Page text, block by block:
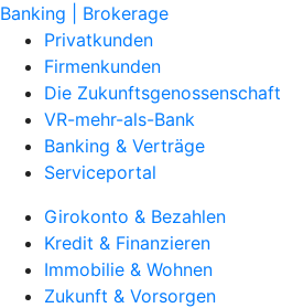
Banking | Brokerage
Privatkunden
Firmenkunden
Die Zukunftsgenossenschaft
VR-mehr-als-Bank
Banking & Verträge
Serviceportal
Girokonto & Bezahlen
Kredit & Finanzieren
Immobilie & Wohnen
Zukunft & Vorsorgen